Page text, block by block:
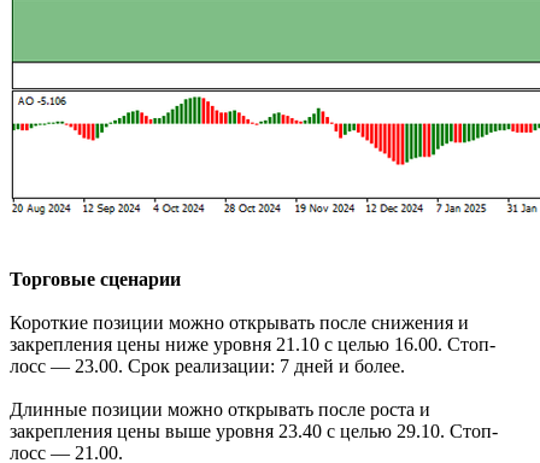
Торговые сценарии
Короткие позиции можно открывать после снижения и
закрепления цены ниже уровня 21.10 с целью 16.00. Стоп-
лосс — 23.00. Срок реализации: 7 дней и более.
Длинные позиции можно открывать после роста и
закрепления цены выше уровня 23.40 с целью 29.10. Стоп-
лосс — 21.00.